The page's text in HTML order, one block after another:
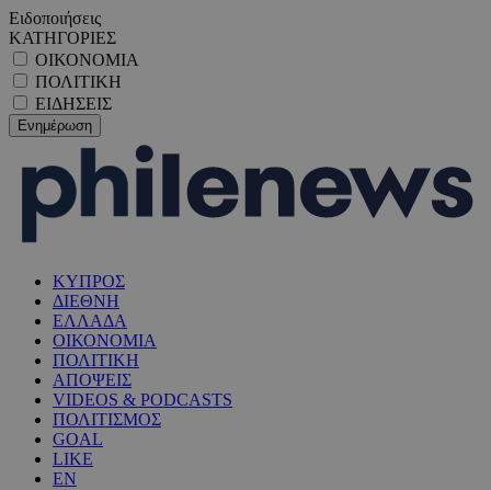
Ειδοποιήσεις
ΚΑΤΗΓΟΡΙΕΣ
ΟΙΚΟΝΟΜΙΑ
ΠΟΛΙΤΙΚΗ
ΕΙΔΗΣΕΙΣ
ΚΥΠΡΟΣ
ΔΙΕΘΝΗ
ΕΛΛΑΔΑ
ΟΙΚΟΝΟΜΙΑ
ΠΟΛΙΤΙΚΗ
ΑΠΟΨΕΙΣ
VIDEOS & PODCASTS
ΠΟΛΙΤΙΣΜΟΣ
GOAL
LIKE
EN